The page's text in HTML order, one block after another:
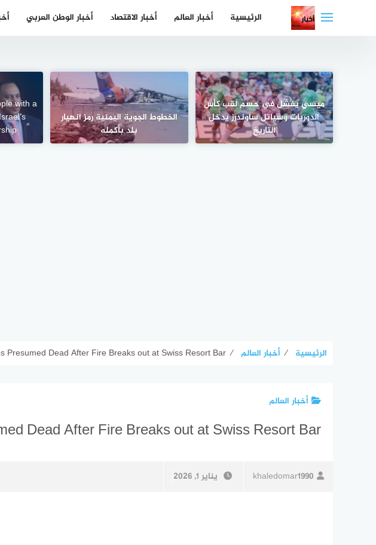
الرئيسية أخبار العالم أخبار الاقتصاد أخبار الوطن العربي
ميسي يفشل في حسم لقب كأس
الدوريات وسياتل ساوندرز يدخل
التاريخ
الخطوط الجوية اليمنية رمز انهيار
بلد بأكمله
with a
الرئيسية ⁄ أخبار العالم ⁄
Presumed Dead After Fire Breaks out at Swiss Resort Bar
أخبار العالم
Dead After Fire Breaks out at Swiss Resort Bar
khaledomar1990 يناير 1, 2026